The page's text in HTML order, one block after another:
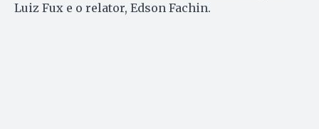
Luiz Fux e o relator, Edson Fachin.